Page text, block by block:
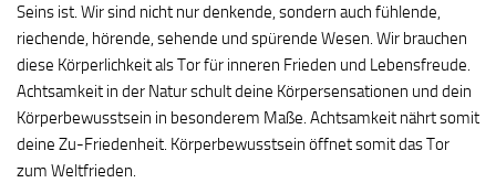
Seins ist. Wir sind nicht nur denkende, sondern auch fühlende,
riechende, hörende, sehende und spürende Wesen. Wir brauchen
diese Körperlichkeit als Tor für inneren Frieden und Lebensfreude.
Achtsamkeit in der Natur schult deine Körpersensationen und dein
Körperbewusstsein in besonderem Maße. Achtsamkeit nährt somit
deine Zu-Friedenheit. Körperbewusstsein öffnet somit das Tor
zum Weltfrieden.